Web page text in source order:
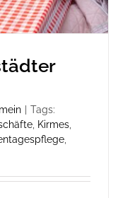
Tags:
, Kirmes,
,